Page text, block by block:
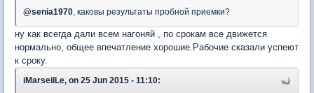
@senia1970, каковы результаты пробной приемки?
ну как всегда дали всем нагоняй , по срокам все движется
нормально, общее впечатление хорошие.Рабочие сказали успеют
к сроку.
iMarseilLe, on 25 Jun 2015 - 11:10: